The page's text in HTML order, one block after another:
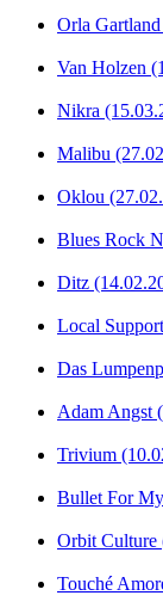
Orla
Van Holzen
Nikra
Malibu
Oklou
Blues Rock
Ditz
Local
Das
Adam Angst
Trivium
Bullet For
Orbit Culture
Touché